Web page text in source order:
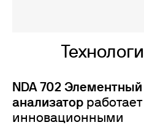
NDA 702 Элементный
анализатор работает
инновационными